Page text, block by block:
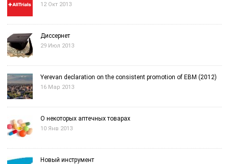
12 Окт 2013
Диссернет
29 Июл 2013
Yerevan declaration on the consistent promotion of EBM (2012)
16 Мар 2013
О некоторых аптечных товарах
10 Янв 2013
Новый инструмент